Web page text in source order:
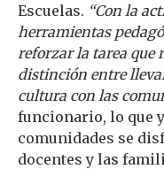
Escuelas. “Con la
herramientas
reforzar la tarea que
distinción entre
cultura con las
funcionario, lo que
comunidades se
docentes y las